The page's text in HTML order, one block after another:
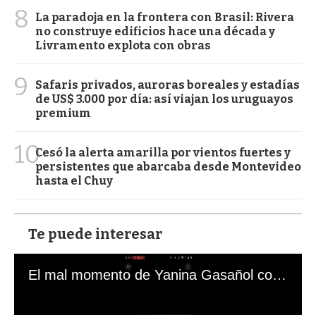
8
La paradoja en la frontera con Brasil: Rivera
no construye edificios hace una década y
Livramento explota con obras
9
Safaris privados, auroras boreales y estadías
de US$ 3.000 por día: así viajan los uruguayos
premium
10Cesó la alerta amarilla por vientos fuertes y
persistentes que abarcaba desde Montevideo
hasta el Chuy
Te puede interesar
El mal momento de Yanina Gasañol con un hincha argentino en "Subrayado"